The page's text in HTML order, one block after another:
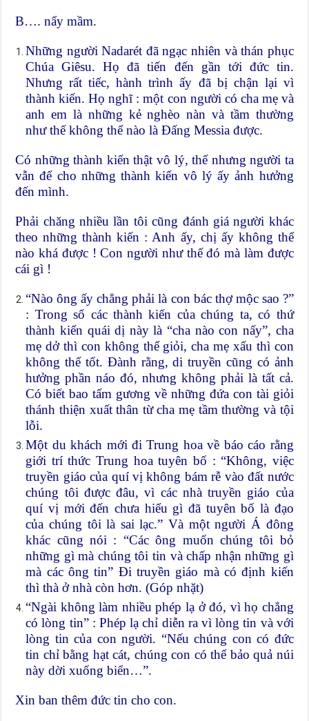
B…. nẩy mầm.
Những người Nadarét đã ngạc nhiên và thán phục
Chúa Giêsu. Họ đã tiến đến gần tới đức tin.
Nhưng rất tiếc, hành trình ấy đã bị chận lại vì
thành kiến. Họ nghĩ : một con người có cha mẹ và
anh em là những kẻ nghèo nàn và tầm thường
như thế không thể nào là Đấng Messia được.
Có những thành kiến thật vô lý, thế nhưng người ta
vẫn để cho những thành kiến vô lý ấy ảnh hưởng
đến mình.
Phải chăng nhiều lần tôi cũng đánh giá người khác
theo những thành kiến : Anh ấy, chị ấy không thể
nào khá được ! Con người như thế đó mà làm được
cái gì !
“Nào ông ấy chẳng phải là con bác thợ mộc sao ?”
: Trong số các thành kiến của chúng ta, có thứ
thành kiến quái dị này là “cha nào con nấy”, cha
mẹ dở thì con không thể giỏi, cha mẹ xấu thì con
không thể tốt. Đành rằng, di truyền cũng có ảnh
hưởng phần náo đó, nhưng không phải là tất cả.
Có biết bao tấm gương về những đứa con tài giỏi
thánh thiện xuất thân từ cha mẹ tầm thường và tội
lỗi.
Một du khách mới đi Trung hoa về báo cáo rằng
giới trí thức Trung hoa tuyên bố : “Không, việc
truyền giáo của quí vị không bám rễ vào đất nước
chúng tôi được đâu, vì các nhà truyền giáo của
quí vị mới đến chưa hiểu gì đã tuyên bố là đạo
của chúng tôi là sai lạc.” Và một người Á đông
khác cũng nói : “Các ông muốn chúng tôi bỏ
những gì mà chúng tôi tin và chấp nhận những gì
mà các ông tin” Đi truyền giáo mà có định kiến
thì thà ở nhà còn hơn. (Góp nhặt)
“Ngài không làm nhiều phép lạ ở đó, vì họ chẳng
có lòng tin” : Phép lạ chỉ diễn ra vì lòng tin và với
lòng tin của con người. “Nếu chúng con có đức
tin chỉ bằng hạt cát, chúng con có thể bảo quả núi
này dời xuống biển…”.
Xin ban thêm đức tin cho con.